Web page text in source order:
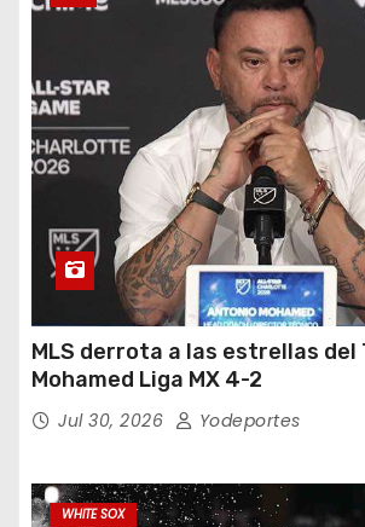
MLS derrota a las estrellas del
Mohamed Liga MX 4-2
Jul 30, 2026 Yodeportes
WHITE SOX